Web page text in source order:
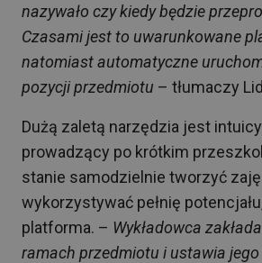
nazywało czy kiedy będzie
Czasami jest to uwarunkowane
natomiast automatyczne
pozycji przedmiotu – tłumaczy
Dużą zaletą narzędzia jest
prowadzący po krótkim
stanie samodzielnie tworzyć
wykorzystywać pełnię
platforma. – Wykładowca
ramach przedmiotu i ustawia